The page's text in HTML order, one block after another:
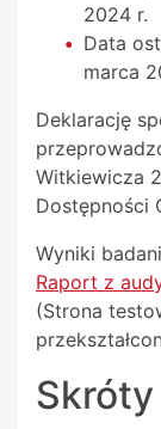
2024 r.
Data
marca
Deklarację
Witkiewicza
Dostępności
Wyniki
Raport z
(Strona